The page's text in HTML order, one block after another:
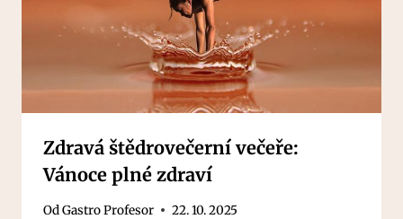
Zdravá štědrovečerní večeře:
Vánoce plné zdraví
OdGastro Profesor 22. 10. 2025